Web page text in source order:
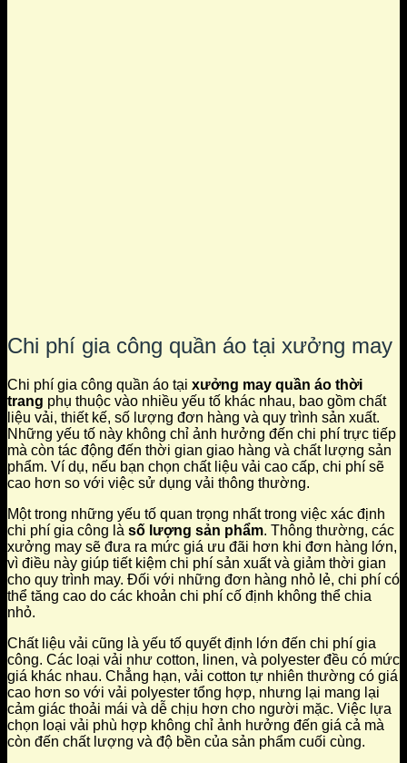
Chi phí gia công quần áo tại xưởng may
Chi phí gia công quần áo tại xưởng may quần áo thời
trang phụ thuộc vào nhiều yếu tố khác nhau, bao gồm chất
liệu vải, thiết kế, số lượng đơn hàng và quy trình sản xuất.
Những yếu tố này không chỉ ảnh hưởng đến chi phí trực tiếp
mà còn tác động đến thời gian giao hàng và chất lượng sản
phẩm. Ví dụ, nếu bạn chọn chất liệu vải cao cấp, chi phí sẽ
cao hơn so với việc sử dụng vải thông thường.
Một trong những yếu tố quan trọng nhất trong việc xác định
chi phí gia công là số lượng sản phẩm. Thông thường, các
xưởng may sẽ đưa ra mức giá ưu đãi hơn khi đơn hàng lớn,
vì điều này giúp tiết kiệm chi phí sản xuất và giảm thời gian
cho quy trình may. Đối với những đơn hàng nhỏ lẻ, chi phí có
thể tăng cao do các khoản chi phí cố định không thể chia
nhỏ.
Chất liệu vải cũng là yếu tố quyết định lớn đến chi phí gia
công. Các loại vải như cotton, linen, và polyester đều có mức
giá khác nhau. Chẳng hạn, vải cotton tự nhiên thường có giá
cao hơn so với vải polyester tổng hợp, nhưng lại mang lại
cảm giác thoải mái và dễ chịu hơn cho người mặc. Việc lựa
chọn loại vải phù hợp không chỉ ảnh hưởng đến giá cả mà
còn đến chất lượng và độ bền của sản phẩm cuối cùng.